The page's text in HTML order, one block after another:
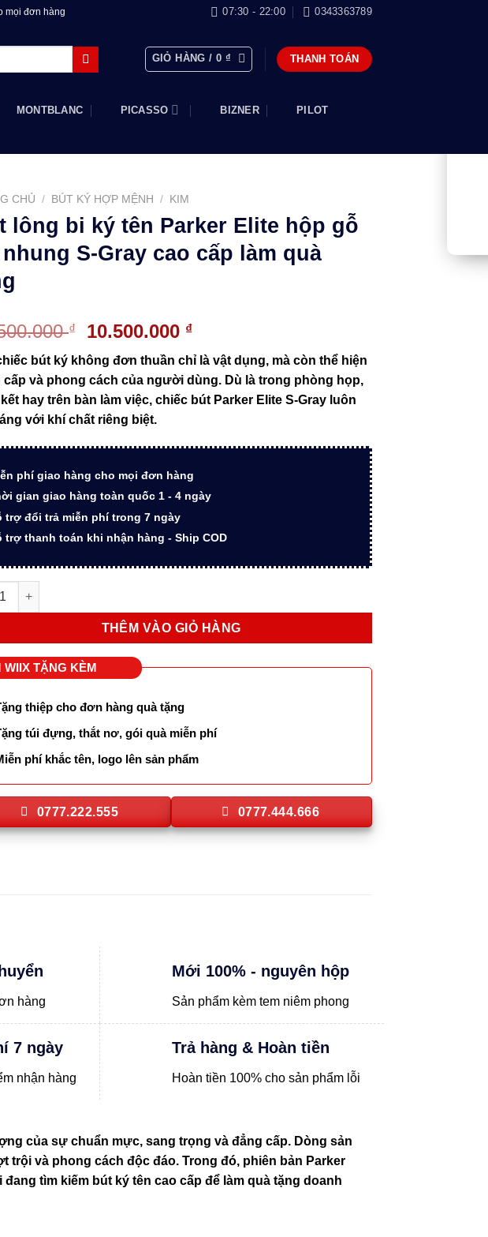
mọi đơn hàng 07:30 - 22:00 0343363789
GIỎ HÀNG / 0 ₫ THANH TOÁN
MONTBLANC PICASSO BIZNER PILOT
CHỦ / BÚT KÝ HỢP MỆNH / KIM
lông bi ký tên Parker Elite hộp gỗ
S-Gray cao cấp làm quà
₫
Giá
gốc
là:
13.500.000 ₫.
10.500.000 ₫Giá
hiện
tại
là:
10.500.000 ₫.
bút ký không đơn thuần chỉ là vật dụng, mà còn thể hiện
cấp và phong cách của người dùng. Dù là trong phòng họp,
kết hay trên bàn làm việc, chiếc bút Parker Elite S-Gray luôn
với khí chất riêng biệt.
phí giao hàng cho mọi đơn hàng
gian giao hàng toàn quốc 1 - 4 ngày
trợ đổi trả miễn phí trong 7 ngày
trợ thanh toán khi nhận hàng - Ship COD
bi ký tên Parker Elite hộp gỗ lót nhung S-Gray cao cấp làm quà tặng số lượng
THÊM VÀO GIỎ HÀNG
WIIX TẶNG KÈM
thiệp cho đơn hàng quà tặng
túi đựng, thắt nơ, gói quà miễn phí
phí khắc tên, logo lên sản phẩm
0777.222.555 0777.444.666
hàng
Mới 100% - nguyên hộp
Sản phẩm kèm tem niêm phong
7 ngày
nhận hàng
Trả hàng & Hoàn tiền
Hoàn tiền 100% cho sản phẩm lỗi
của sự chuẩn mực, sang trọng và đẳng cấp. Dòng sản
và phong cách độc đáo. Trong đó, phiên bản Parker
tìm kiếm bút ký tên cao cấp để làm quà tặng doanh